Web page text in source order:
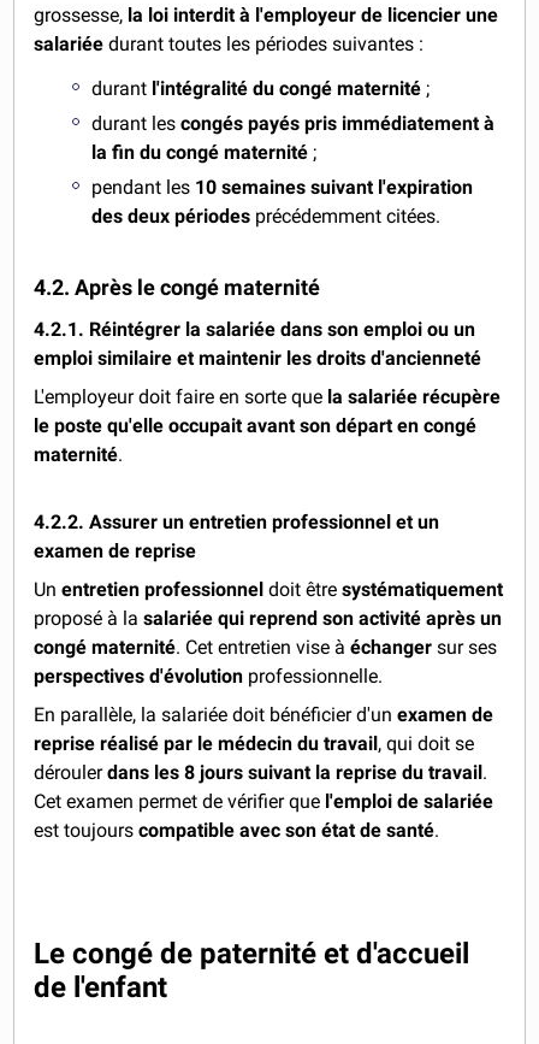
grossesse, la loi interdit à l'employeur de licencier une
salariée durant toutes les périodes suivantes :
durant l'intégralité du congé maternité ;
durant lescongés payés pris immédiatement à
la fin du congé maternité ;
pendant les 10 semaines suivant l'expiration
des deux périodes précédemment citées.
4.2. Après le congé maternité
4.2.1. Réintégrer la salariée dans son emploi ou un
emploi similaire et maintenir les droits d'ancienneté
L'employeur doit faire en sorte que la salariée récupère
le poste qu'elle occupait avant son départ en congé
maternité.
4.2.2. Assurer un entretien professionnel et un
examen de reprise
Unentretien professionneldoit êtresystématiquement
proposé à lasalariée qui reprend son activité après un
congé maternité. Cet entretien vise àéchanger sur ses
perspectives d'évolution professionnelle.
En parallèle, la salariée doit bénéficier d'unexamen de
reprise réalisé par le médecin du travail , qui doit se
déroulerdans les 8 jours suivant la reprise du travail .
Cet examen permet de vérifier que l'emploi de salariée
est toujourscompatible avec son état de santé.
Le congé de paternité et d'accueil
de l'enfant